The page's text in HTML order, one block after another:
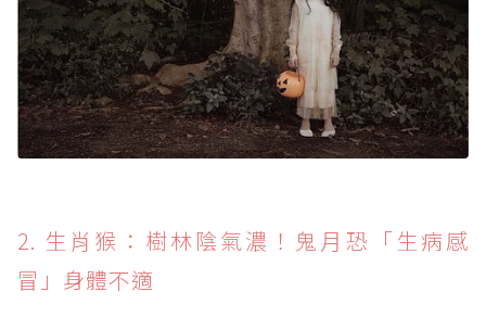
2. 生肖猴：樹林陰氣濃！鬼月恐「生病感
冒」身體不適